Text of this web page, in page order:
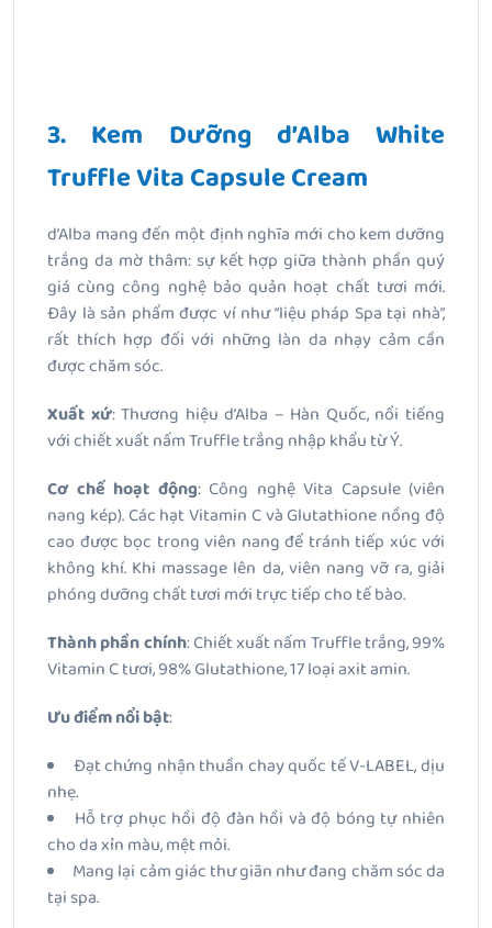
3. Kem Dưỡng d’Alba White
Truffle Vita Capsule Cream
d’Alba mang đến một định nghĩa mới cho kem dưỡng
trắng da mờ thâm: sự kết hợp giữa thành phần quý
giá cùng công nghệ bảo quản hoạt chất tươi mới.
Đây là sản phẩm được ví như “liệu pháp Spa tại nhà”,
rất thích hợp đối với những làn da nhạy cảm cần
được chăm sóc.
Xuất xứ: Thương hiệu d’Alba – Hàn Quốc, nổi tiếng
với chiết xuất nấm Truffle trắng nhập khẩu từ Ý.
Cơ chế hoạt động: Công nghệ Vita Capsule (viên
nang kép). Các hạt Vitamin C và Glutathione nồng độ
cao được bọc trong viên nang để tránh tiếp xúc với
không khí. Khi massage lên da, viên nang vỡ ra, giải
phóng dưỡng chất tươi mới trực tiếp cho tế bào.
Thành phần chính: Chiết xuất nấm Truffle trắng, 99%
Vitamin C tươi, 98% Glutathione, 17 loại axit amin.
Ưu điểm nổi bật:
Đạt chứng nhận thuần chay quốc tế V-LABEL, dịu
nhẹ.
Hỗ trợ phục hồi độ đàn hồi và độ bóng tự nhiên
cho da xỉn màu, mệt mỏi.
Mang lại cảm giác thư giãn như đang chăm sóc da
tại spa.